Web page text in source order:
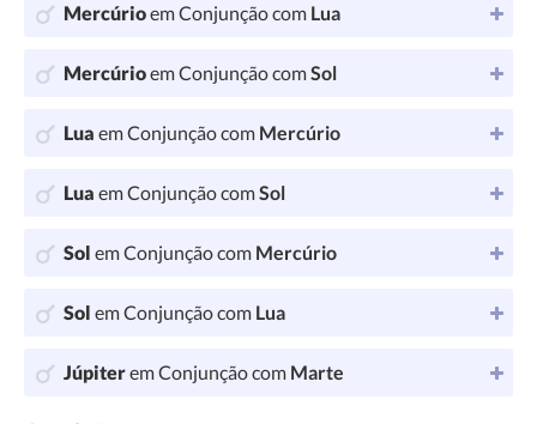
Mercúrioem Conjunção com Lua
Mercúrioem Conjunção comSol
Lua em Conjunção com Mercúrio
Lua em Conjunção comSol
Sol em Conjunção com Mercúrio
Sol em Conjunção com Lua
Júpiterem Conjunção com Marte